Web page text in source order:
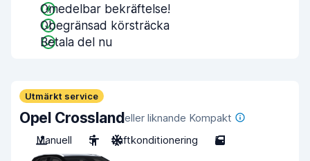
Omedelbar bekräftelse!
Obegränsad körsträcka
Betala del nu
Utmärkt service
Opel Crosslandeller liknande Kompakt
Manuell
5 Luftkonditionering 5